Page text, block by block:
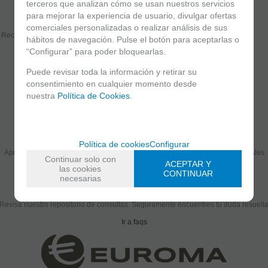
Recomendar Valorar Imprimir
¿AÚN NO ERES CLIENTE DE EUROMA?
Regístrate ahora y empieza a disfrutar de precios y servicios exclusivos
Aprende a sacarle el máximo partido a tus equipos con nuestros video tutoriales
PREGUNTAS FRECUENTES - FAQs
Revisa nuestro repositorio de consultas. Seguramente encuentres tu duda resuelta
Ir a faqs
terceros que analizan cómo se usan nuestros servicios
para mejorar la experiencia de usuario, divulgar ofertas
comerciales personalizadas o realizar análisis de sus
hábitos de navegación. Pulse el botón para aceptarlas o
“Configurar” para poder bloquearlas.
Puede revisar toda la información y retirar su
consentimiento en cualquier momento desde
nuestra Política de Cookies
Política de cookiesConfigurar
Continuar solo con
las cookies
necesarias
ACEPTAR Y
CONTINUAR